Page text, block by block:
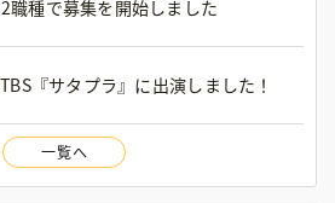
2職種で募集を開始しました
『サタプラ』に出演しました！
一覧へ